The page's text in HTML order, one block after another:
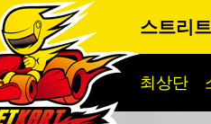
스트리
최상단